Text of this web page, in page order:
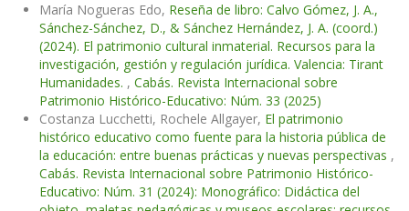
María Nogueras Edo, Reseña de libro: Calvo Gómez, J. A.,
Sánchez-Sánchez, D., & Sánchez Hernández, J. A. (coord.)
(2024). El patrimonio cultural inmaterial. Recursos para la
investigación, gestión y regulación jurídica. Valencia: Tirant
Humanidades. , Cabás. Revista Internacional sobre
Patrimonio Histórico-Educativo: Núm. 33 (2025)
Costanza Lucchetti, Rochele Allgayer, El patrimonio
histórico educativo como fuente para la historia pública de
la educación: entre buenas prácticas y nuevas perspectivas ,
Cabás. Revista Internacional sobre Patrimonio Histórico-
Educativo: Núm. 31 (2024): Monográfico: Didáctica del